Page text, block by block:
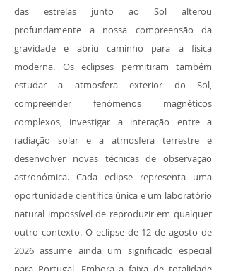
das estrelas junto ao Sol alterou
profundamente a nossa compreensão da
gravidade e abriu caminho para a física
moderna. Os eclipses permitiram também
estudar a atmosfera exterior do Sol,
compreender fenómenos magnéticos
complexos, investigar a interação entre a
radiação solar e a atmosfera terrestre e
desenvolver novas técnicas de observação
astronómica. Cada eclipse representa uma
oportunidade científica única e um laboratório
natural impossível de reproduzir em qualquer
outro contexto. O eclipse de 12 de agosto de
2026 assume ainda um significado especial